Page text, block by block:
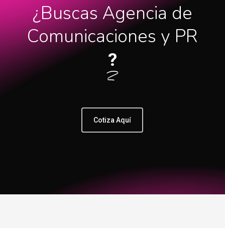
¿Buscas Agencia de
Comunicaciones y PR
?
Cotiza Aquí